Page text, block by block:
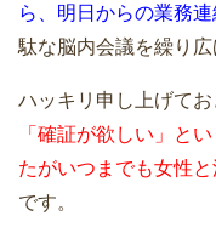
ら、明日からの業務
駄な脳内会議を繰り
ハッキリ申し上げてお
「確証が欲しい」と
たがいつまでも女性
です。